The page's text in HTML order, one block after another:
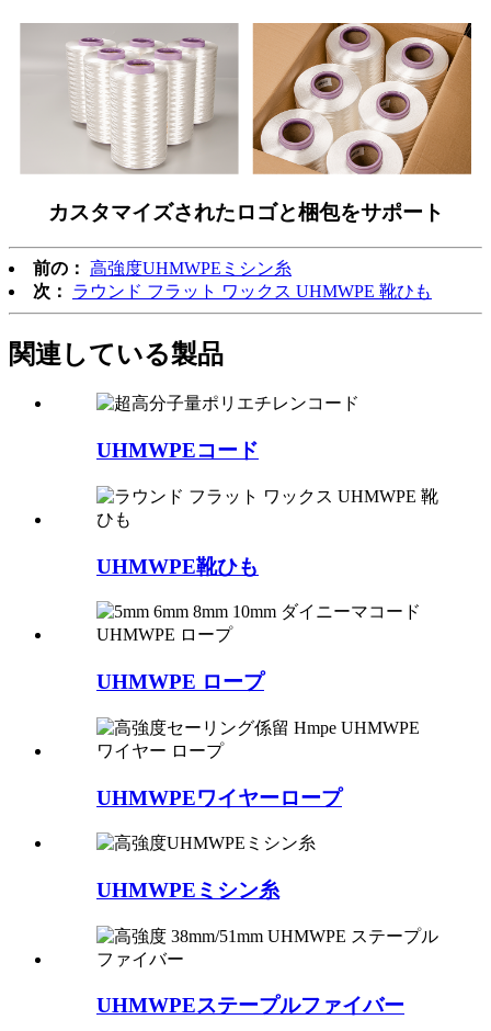
カスタマイズされたロゴと梱包をサポート
前の： 高強度UHMWPEミシン糸
次：
ラウンド フラット ワックス UHMWPE 靴ひも
関連している製品
UHMWPEコード
UHMWPE靴ひも
UHMWPE ロープ
UHMWPEワイヤーロープ
UHMWPEミシン糸
UHMWPEステープルファイバー